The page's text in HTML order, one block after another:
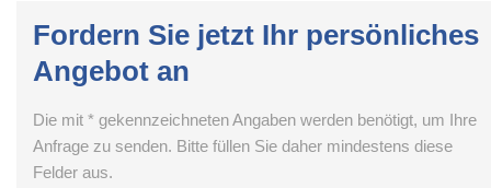
Fordern Sie jetzt Ihr persönliches
Angebot an
Die mit * gekennzeichneten Angaben werden benötigt, um Ihre
Anfrage zu senden. Bitte füllen Sie daher mindestens diese
Felder aus.